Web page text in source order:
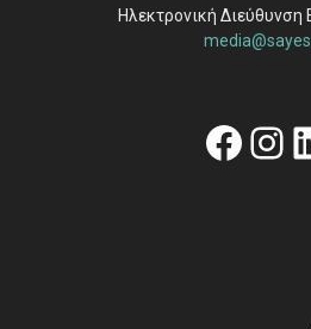
Ηλεκτρονική Διεύθυνση